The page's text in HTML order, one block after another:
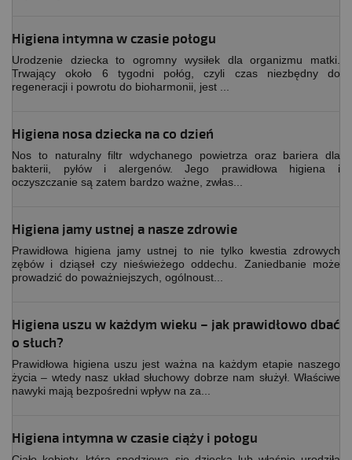
Higiena intymna w czasie połogu
Urodzenie dziecka to ogromny wysiłek dla organizmu matki.
Trwający około 6 tygodni połóg, czyli czas niezbędny do
regeneracji i powrotu do bioharmonii, jest ...
Higiena nosa dziecka na co dzień
Nos to naturalny filtr wdychanego powietrza oraz bariera dla
bakterii, pyłów i alergenów. Jego prawidłowa higiena i
oczyszczanie są zatem bardzo ważne, zwłas...
Higiena jamy ustnej a nasze zdrowie
Prawidłowa higiena jamy ustnej to nie tylko kwestia zdrowych
zębów i dziąseł czy nieświeżego oddechu. Zaniedbanie może
prowadzić do poważniejszych, ogólnoust...
Higiena uszu w każdym wieku – jak prawidłowo dbać
o słuch?
Prawidłowa higiena uszu jest ważna na każdym etapie naszego
życia – wtedy nasz układ słuchowy dobrze nam służył. Właściwe
nawyki mają bezpośredni wpływ na za...
Higiena intymna w czasie ciąży i połogu